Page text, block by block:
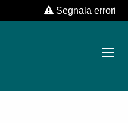
Segnala errori